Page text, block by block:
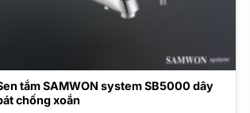
tắm SAMWON system SB5000 dây
chống xoắn